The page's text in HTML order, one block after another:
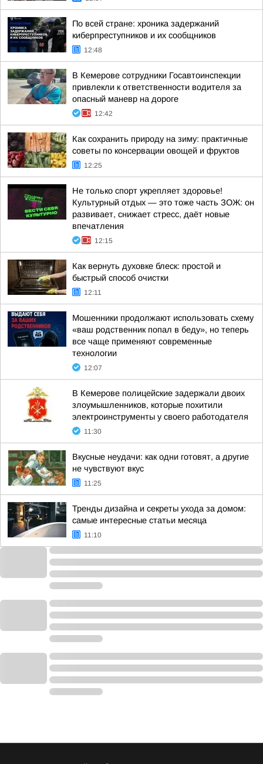
По всей стране: хроника задержаний
киберпреступников и их сообщников
12:48
В Кемерове сотрудники Госавтоинспекции
привлекли к ответственности водителя за
опасный маневр на дороге
12:42
Как сохранить природу на зиму: практичные
советы по консервации овощей и фруктов
12:25
Не только спорт укрепляет здоровье!
Культурный отдых — это тоже часть ЗОЖ: он
развивает, снижает стресс, даёт новые
впечатления
12:15
Как вернуть духовке блеск: простой и
быстрый способ очистки
12:11
Мошенники продолжают использовать схему
«ваш родственник попал в беду», но теперь
все чаще применяют современные
технологии
12:07
В Кемерове полицейские задержали двоих
злоумышленников, которые похитили
электроинструменты у своего работодателя
11:30
Вкусные неудачи: как одни готовят, а другие
не чувствуют вкус
11:25
Тренды дизайна и секреты ухода за домом:
самые интересные статьи месяца
11:10